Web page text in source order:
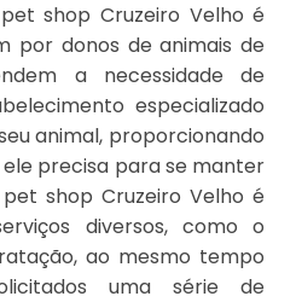
shop Cruzeiro Velho é
por donos de animais de
a necessidade de
especializado
animal, proporcionando
precisa para se manter
shop Cruzeiro Velho é
diversos, como o
ao mesmo tempo
uma série de